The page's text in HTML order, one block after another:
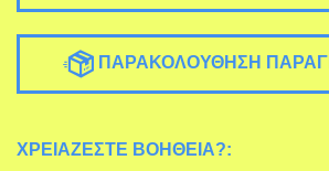
ΠΑΡΑΚΟΛΟΎΘΗΣΗ
ΧΡΕΙΆΖΕΣΤΕ ΒΟΉΘΕΙΑ?: